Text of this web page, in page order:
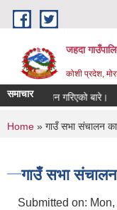
Skip to main content
जहदा
कोशी प्रदेश,
समाचार
सुचना प्रकाशन गरिएको बारे।
You are
Home » गाउँ सभा संचालन
गाउँ सभा संचालन
Submitted on: